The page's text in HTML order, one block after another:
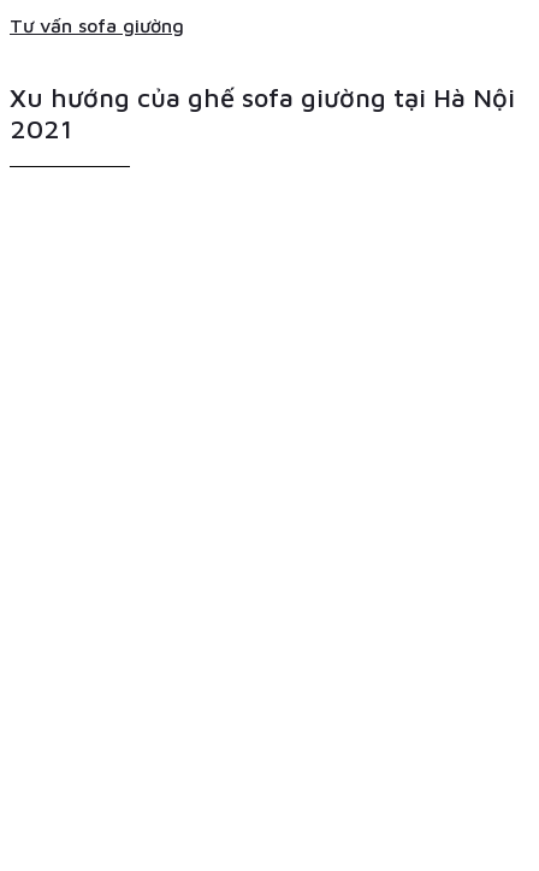
Tư vấn sofa giường
Xu hướng của ghế sofa giường tại Hà Nội
2021